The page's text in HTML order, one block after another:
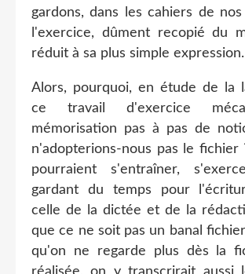
gardons, dans les cahiers de
l'exercice, dûment recopié du
réduit à sa plus simple expression.
Alors, pourquoi, en étude de la
ce travail d'exercice
mémorisation pas à pas de
n'adopterions-nous pas le fichier
pourraient s'entraîner,
gardant du temps pour
celle de la dictée et de la
que ce ne soit pas un banal
qu'on ne regarde plus dès la